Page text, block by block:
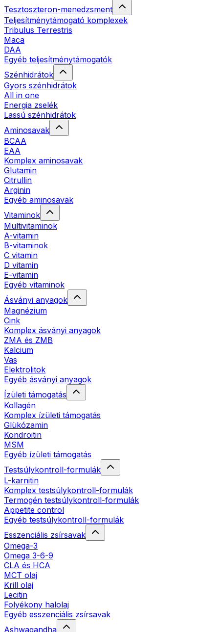
Tesztoszteron-menedzsment
Teljesítménytámogató komplexek
Tribulus Terrestris
Maca
DAA
Egyéb teljesítménytámogatók
Szénhidrátok
Gyors szénhidrátok
All in one
Energia zselék
Lassú szénhidrátok
Aminosavak
BCAA
EAA
Komplex aminosavak
Glutamin
Citrullin
Arginin
Egyéb aminosavak
Vitaminok
Multivitaminok
A-vitamin
B-vitaminok
C vitamin
D vitamin
E-vitamin
Egyéb vitaminok
Ásványi anyagok
Magnézium
Cink
Komplex ásványi anyagok
ZMA és ZMB
Kalcium
Vas
Elektrolitok
Egyéb ásványi anyagok
Ízületi támogatás
Kollagén
Komplex ízületi támogatás
Glükózamin
Kondroitin
MSM
Egyéb ízületi támogatás
Testsúlykontroll-formulák
L-karnitin
Komplex testsúlykontroll-formulák
Termogén testsúlykontroll-formulák
Appetite control
Egyéb testsúlykontroll-formulák
Esszenciális zsírsavak
Omega-3
Omega 3-6-9
CLA és HCA
MCT olaj
Krill olaj
Lecitin
Folyékony halolaj
Egyéb esszenciális zsírsavak
Ashwagandha